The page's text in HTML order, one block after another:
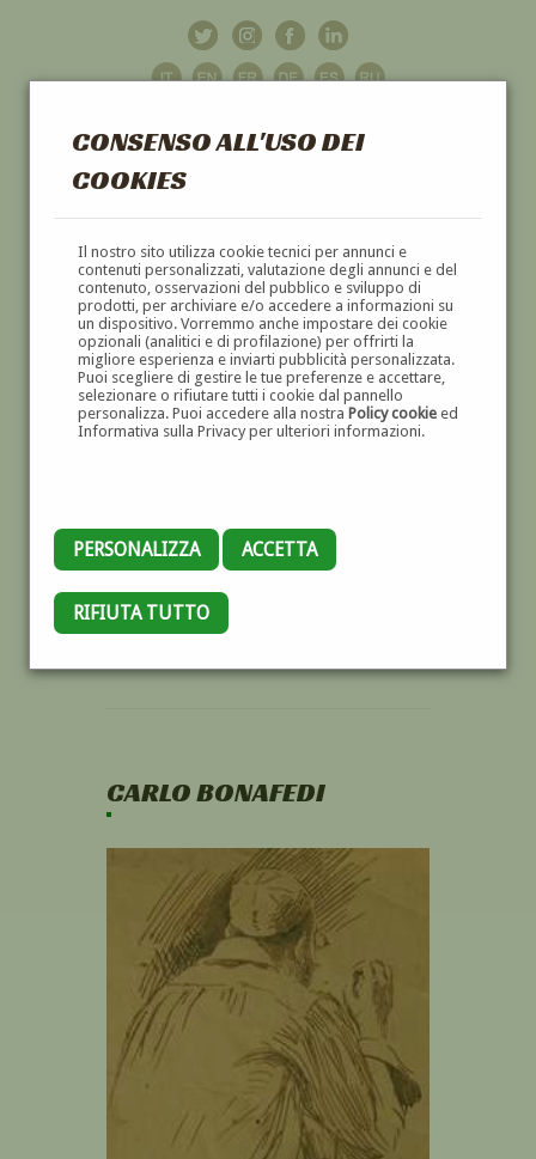
CONSENSO ALL'USO DEI
COOKIES
Il nostro sito utilizza cookie tecnici per annunci e
contenuti personalizzati, valutazione degli annunci e del
contenuto, osservazioni del pubblico e sviluppo di
prodotti, per archiviare e/o accedere a informazioni su
un dispositivo. Vorremmo anche impostare dei cookie
opzionali (analitici e di profilazione) per offrirti la
migliore esperienza e inviarti pubblicità personalizzata.
Puoi scegliere di gestire le tue preferenze e accettare,
selezionare o rifiutare tutti i cookie dal pannello
personalizza. Puoi accedere alla nostra Policy cookieed
Informativa sulla Privacy per ulteriori informazioni.
PERSONALIZZA ACCETTA
RIFIUTA TUTTO
GALLERIAD'ARTE
DIPINTI E SCULTURE '800 E '900
CARLO BONAFEDI